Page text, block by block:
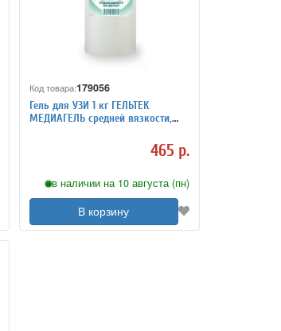
Код товара:179056
Гель для УЗИ 1 кг ГЕЛЬТЕК
МЕДИАГЕЛЬ средней вязкости,
465 р.
в наличии на 10 августа (пн)
В корзину